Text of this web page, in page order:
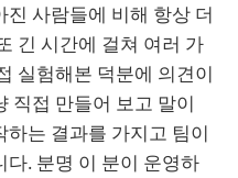
사람들에 비해 항상 더
긴 시간에 걸쳐 여러 가
실험해본 덕분에 의견이
직접 만들어 보고 말이
는 결과를 가지고 팀이
. 분명 이 분이 운영하